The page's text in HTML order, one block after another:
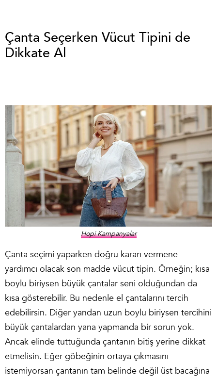
Çanta Seçerken Vücut Tipini de
Dikkate Al
Hopi Kampanyalar
Çanta seçimi yaparken doğru kararı vermene
yardımcı olacak son madde vücut tipin. Örneğin; kısa
boylu biriysen büyük çantalar seni olduğundan da
kısa gösterebilir. Bu nedenle el çantalarını tercih
edebilirsin. Diğer yandan uzun boylu biriysen tercihini
büyük çantalardan yana yapmanda bir sorun yok.
Ancak elinde tuttuğunda çantanın bitiş yerine dikkat
etmelisin. Eğer göbeğinin ortaya çıkmasını
istemiyorsan çantanın tam belinde değil üst bacağına